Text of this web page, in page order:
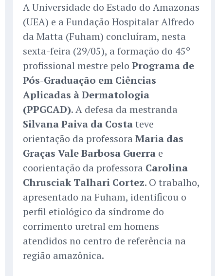
A Universidade do Estado do Amazonas
(UEA) e a Fundação Hospitalar Alfredo
da Matta (Fuham) concluíram, nesta
sexta-feira (29/05), a formação do 45º
profissional mestre pelo Programa de
Pós-Graduação em Ciências
Aplicadas à Dermatologia
(PPGCAD). A defesa da mestranda
Silvana Paiva da Costateve
orientação da professora Maria das
Graças Vale Barbosa Guerra e
coorientação da professora Carolina
Chrusciak Talhari Cortez. O trabalho,
apresentado na Fuham, identificou o
perfil etiológico da síndrome do
corrimento uretral em homens
atendidos no centro de referência na
região amazônica.